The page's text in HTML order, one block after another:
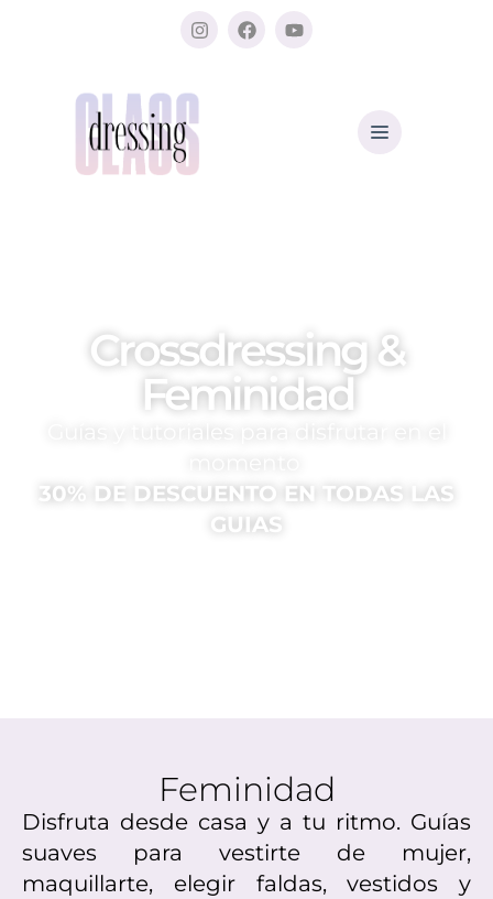
Crossdressing &
Feminidad
30% DE DESCUENTO EN TODAS LAS
GUIAS
Feminidad
Disfruta desde casa y a tu ritmo. Guías
suaves para vestirte de mujer,
maquillarte, elegir faldas, vestidos y